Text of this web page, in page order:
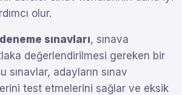
olur.
sınavları, sınava
değerlendirilmesi gereken bir
sınavlar, adayların sınav
test etmelerini sağlar ve eksik